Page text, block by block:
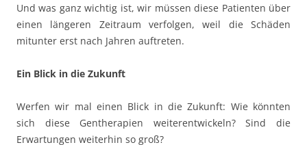
Und was ganz wichtig ist, wir müssen diese Patienten über
einen längeren Zeitraum verfolgen, weil die Schäden
mitunter erst nach Jahren auftreten.
Ein Blick in die Zukunft
Werfen wir mal einen Blick in die Zukunft: Wie könnten
sich diese Gentherapien weiterentwickeln? Sind die
Erwartungen weiterhin so groß?